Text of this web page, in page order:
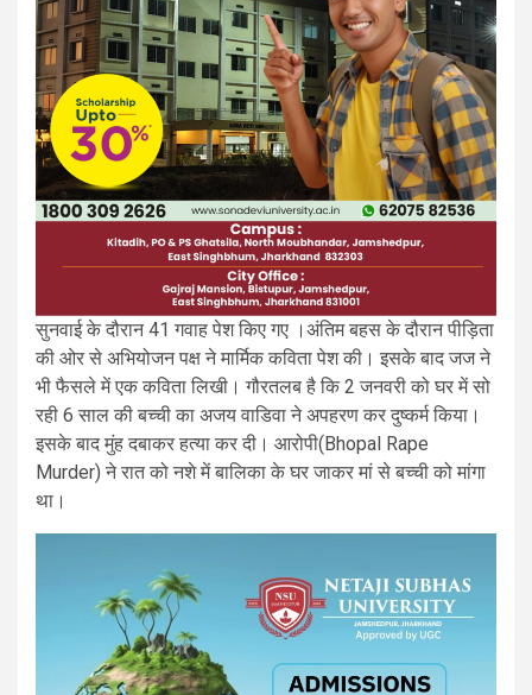
सुनवाई के दौरान 41 गवाह पेश किए गए ।अंतिम बहस के दौरान पीड़िता
की ओर से अभियोजन पक्ष ने मार्मिक कविता पेश की। इसके बाद जज ने
भी फैसले में एक कविता लिखी। गौरतलब है कि 2 जनवरी को घर में सो
रही 6 साल की बच्ची का अजय वाडिवा ने अपहरण कर दुष्कर्म किया।
इसके बाद मुंह दबाकर हत्या कर दी। आरोपी(Bhopal Rape
Murder) ने रात को नशे में बालिका के घर जाकर मां से बच्ची को मांगा
था।